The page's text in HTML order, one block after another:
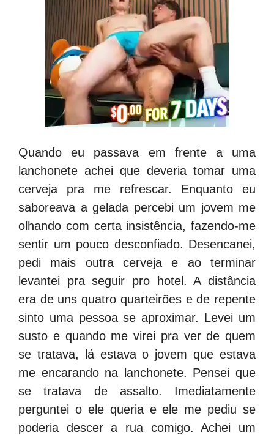
Quando eu passava em frente a uma
lanchonete achei que deveria tomar uma
cerveja pra me refrescar. Enquanto eu
saboreava a gelada percebi um jovem me
olhando com certa insistência, fazendo-me
sentir um pouco desconfiado. Desencanei,
pedi mais outra cerveja e ao terminar
levantei pra seguir pro hotel. A distância
era de uns quatro quarteirões e de repente
sinto uma pessoa se aproximar. Levei um
susto e quando me virei pra ver de quem
se tratava, lá estava o jovem que estava
me encarando na lanchonete. Pensei que
se tratava de assalto. Imediatamente
perguntei o ele queria e ele me pediu se
poderia descer a rua comigo. Achei um